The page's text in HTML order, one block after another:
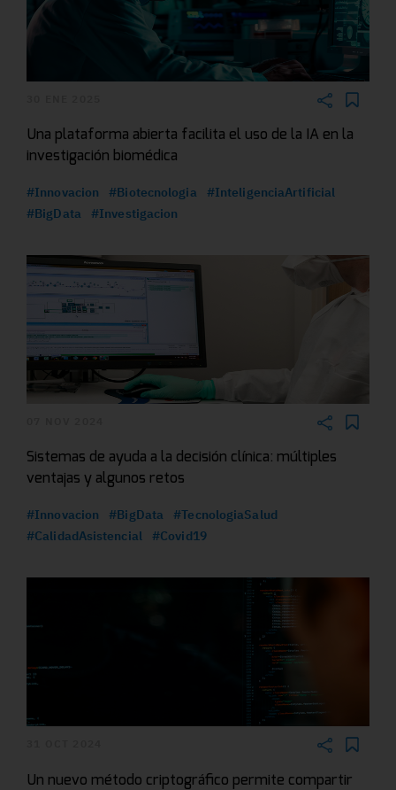
Una plataforma abierta facilita el uso de la IA en la
investigación biomédica
#Innovacion #Biotecnologia
#InteligenciaArtificial
#BigData
#Investigacion
Sistemas de ayuda a la decisión clínica: múltiples
ventajas y algunos retos
#Innovacion #BigData
#TecnologiaSalud
#CalidadAsistencial
#Covid19
Un nuevo método criptográfico permite compartir